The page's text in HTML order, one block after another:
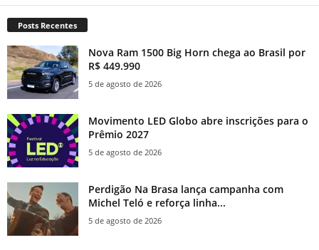
Posts Recentes
Nova Ram 1500 Big Horn chega ao Brasil por
R$ 449.990
5 de agosto de 2026
Movimento LED Globo abre inscrições para o
Prêmio 2027
5 de agosto de 2026
Perdigão Na Brasa lança campanha com
Michel Teló e reforça linha...
5 de agosto de 2026